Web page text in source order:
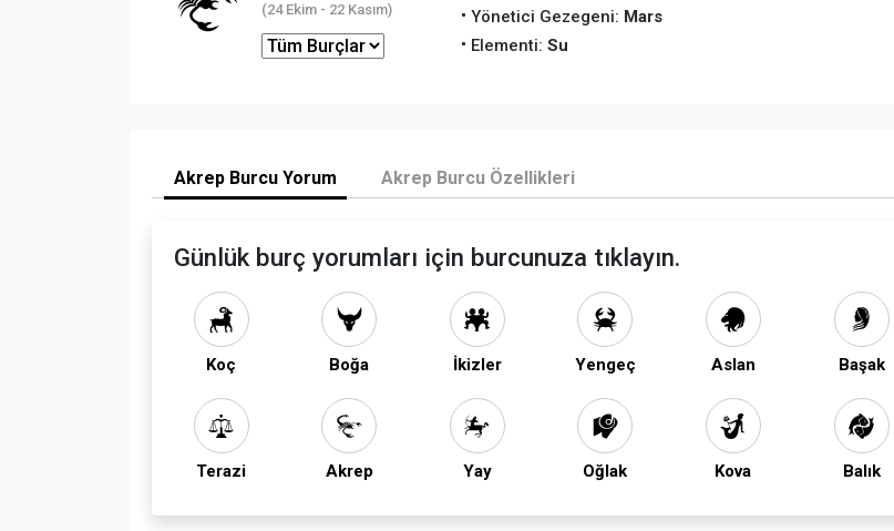
(24 Ekim - 22 Kasım)
Yönetici Gezegeni: Mars
Elementi: Su
Akrep Burcu Yorum Akrep Burcu Özellikleri
Günlük burç yorumları için burcunuza tıklayın.
Koç Boğa İkizler Yengeç Aslan Başak
Terazi Akrep Yay Oğlak Kova Balık